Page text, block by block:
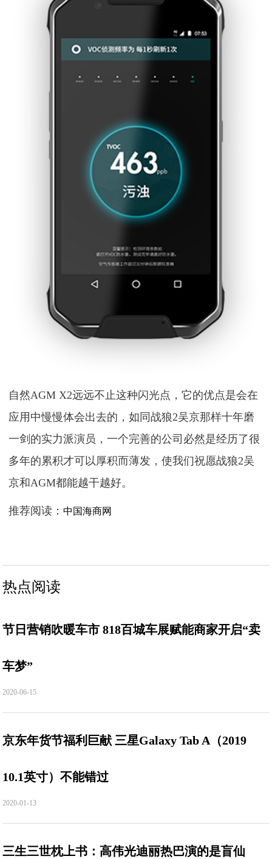
自然AGM X2远远不止这种闪光点，它的优点是会在
应用中慢慢体会出去的，如同战狼2吴京那样十年磨
一剑的实力派演员，一个完善的公司必然是经历了很
多年的累积才可以厚积而薄发，使我们祝愿战狼2吴
京和AGM都能越干越好。
推荐阅读：中国海商网
热点阅读
节日营销吹暖车市 818百城车展赋能商家开启“卖
车梦”
2020-06-15
京东年货节福利巨献 三星Galaxy Tab A（2019
10.1英寸）不能错过
2020-01-13
三生三世枕上书：高伟光迪丽热巴演的是盲仙